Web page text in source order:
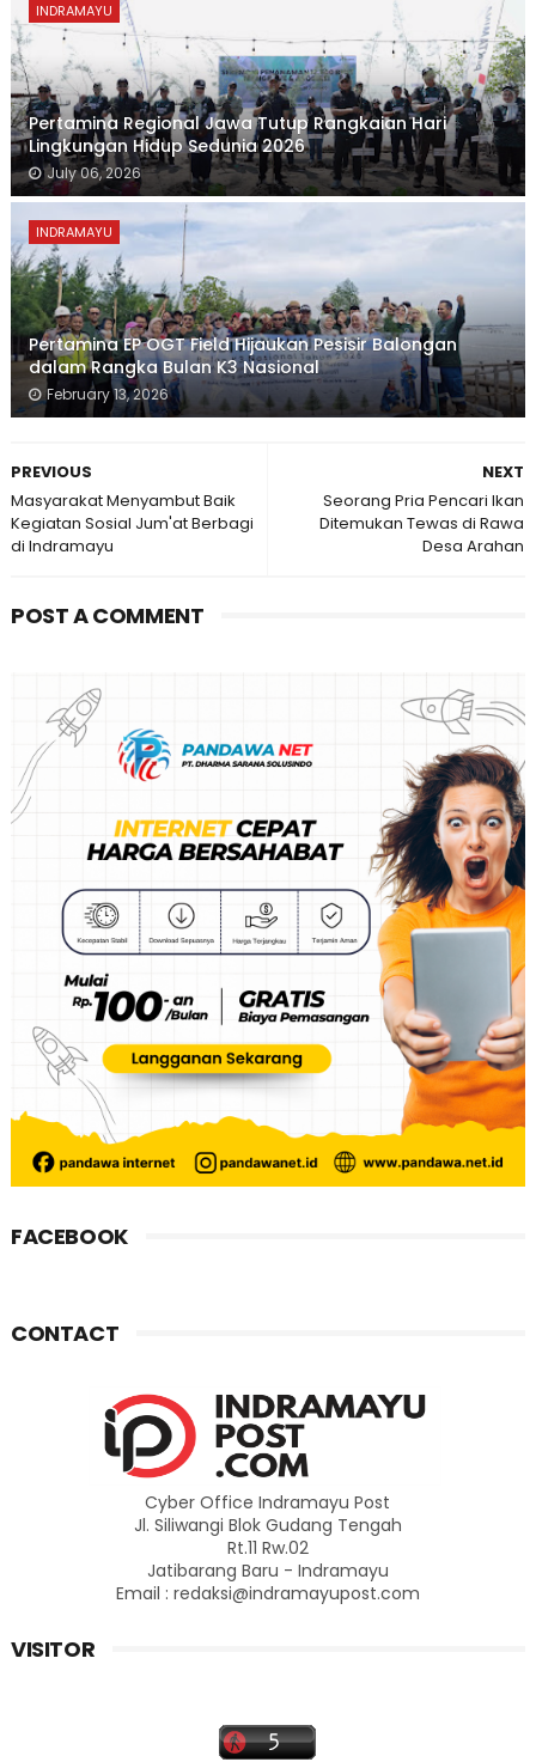
INDRAMAYU
Pertamina Regional Jawa Tutup Rangkaian Hari
Lingkungan Hidup Sedunia 2026
July 06, 2026
INDRAMAYU
Pertamina EP OGT Field Hijaukan Pesisir Balongan
dalam Rangka Bulan K3 Nasional
February 13, 2026
NEXT
Seorang Pria Pencari Ikan
Ditemukan Tewas di Rawa
Desa Arahan
PREVIOUS
Masyarakat Menyambut Baik
Kegiatan Sosial Jum'at Berbagi
di Indramayu
POST A COMMENT
FACEBOOK
CONTACT
Cyber Office Indramayu Post
Jl. Siliwangi Blok Gudang Tengah
Rt.11 Rw.02
Jatibarang Baru - Indramayu
Email : redaksi@indramayupost.com
VISITOR